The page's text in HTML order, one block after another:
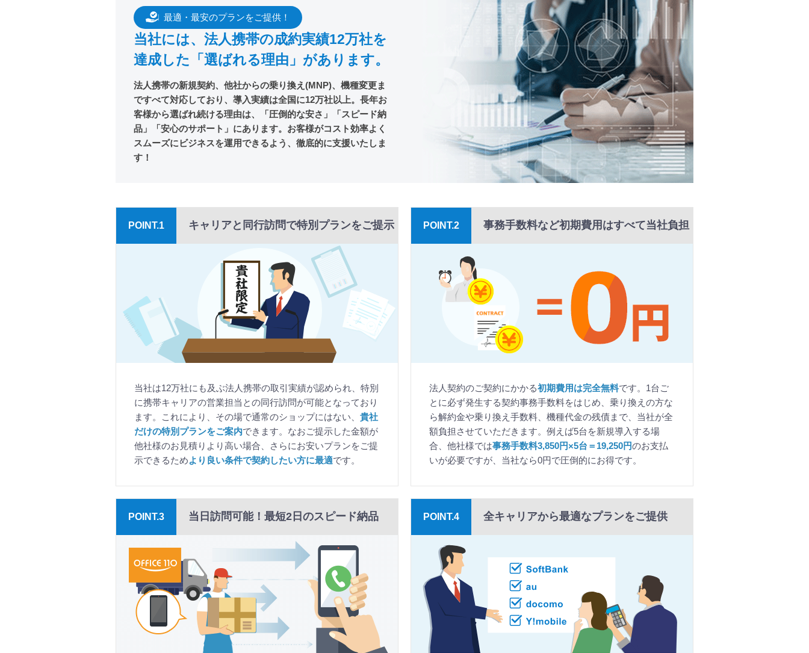
最適・最安のプランをご提供！
当社には、法人携帯の成約実績12万社を
達成した「選ばれる理由」があります。
法人携帯の新規契約、他社からの乗り換え(MNP)、機種変更ま
ですべて対応しており、導入実績は全国に12万社以上。長年お
客様から選ばれ続ける理由は、「圧倒的な安さ」「スピード納
品」「安心のサポート」にあります。お客様がコスト効率よく
スムーズにビジネスを運用できるよう、徹底的に支援いたしま
す！
POINT.1 キャリアと同行訪問で特別プランをご提示
当社は12万社にも及ぶ法人携帯の取引実績が認められ、特別
に携帯キャリアの営業担当との同行訪問が可能となっており
ます。これにより、その場で通常のショップにはない、 貴社
だけの特別プランをご案内できます。なおご提示した金額が
他社様のお見積りより高い場合、さらにお安いプランをご提
示できるためより良い条件で契約したい方に最適です。
POINT.2 事務手数料など初期費用はすべて当社負担
法人契約のご契約にかかる初期費用は完全無料です。1台ご
とに必ず発生する契約事務手数料をはじめ、乗り換えの方な
ら解約金や乗り換え手数料、機種代金の残債まで、当社が全
額負担させていただきます。例えば5台を新規導入する場
合、他社様では事務手数料3,850円×5台＝19,250円のお支払
いが必要ですが、当社なら0円で圧倒的にお得です。
POINT.3 当日訪問可能！最短2日のスピード納品 POINT.4 全キャリアから最適なプランをご提供